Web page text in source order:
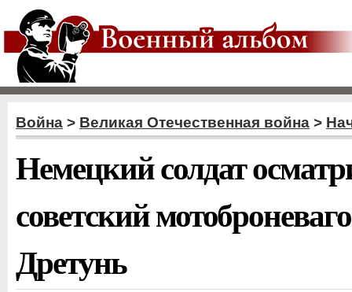
Война > Великая Отечественная война >
Немецкий солдат
советский
Дретунь